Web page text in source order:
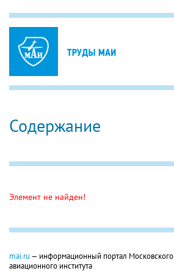
Содержание
Элемент не найден!
mai.ru — информационный портал Московского
авиационного института